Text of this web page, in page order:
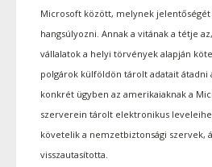
Microsoft között, melynek
hangsúlyozni. Annak a vitának a tétje
vállalatok a helyi törvények alapján
polgárok külföldön tárolt adatait átadni
konkrét ügyben az amerikaiaknak a
szerverein tárolt elektronikus
követelik a nemzetbiztonsági szervek,
visszautasította.